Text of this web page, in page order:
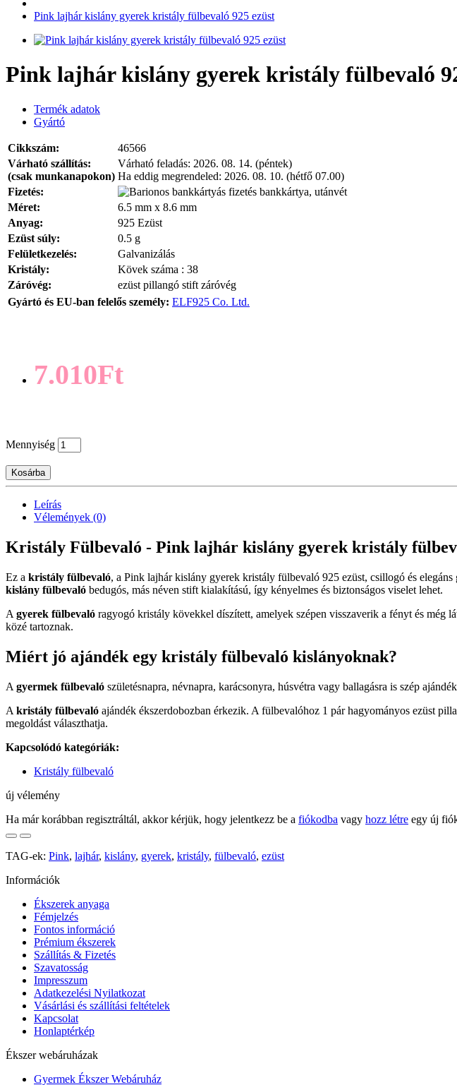
Pink lajhár kislány gyerek kristály fülbevaló 925 ezüst
Pink lajhár kislány gyerek kristály fülbevaló
Termék adatok
Gyártó
Cikkszám:
46566
Várható szállítás:
(csak munkanapokon)
Várható feladás: 2026. 08. 14. (péntek)
Ha eddig megrendeled: 2026. 08. 10. (hétfő 07.00)
Fizetés:
bankkártya, utánvét
Méret:
6.5 mm x 8.6 mm
Anyag:
925 Ezüst
Ezüst súly:
0.5 g
Felületkezelés:
Galvanizálás
Kristály:
Kövek száma : 38
Záróvég:
ezüst pillangó stift záróvég
Gyártó és EU-ban felelős személy: ELF925 Co. Ltd.
7.010Ft
Mennyiség
Kosárba
Leírás
Vélemények (0)
Kristály Fülbevaló - Pink lajhár kislány gyerek kristály
Ez a kristály fülbevaló, a Pink lajhár kislány gyerek kristály fülbevaló 925 ezüst, csillogó és
kislány fülbevaló bedugós, más néven stift kialakítású, így kényelmes és biztonságos viselet lehet.
A gyerek fülbevaló ragyogó kristály kövekkel díszített, amelyek szépen visszaverik a fényt és még
közé tartoznak.
Miért jó ajándék egy kristály fülbevaló kislányoknak?
A gyermek fülbevaló születésnapra, névnapra, karácsonyra, húsvétra vagy ballagásra is szép
A kristály fülbevaló ajándék ékszerdobozban érkezik. A fülbevalóhoz 1 pár hagyományos ezüst
megoldást választhatja.
Kapcsolódó kategóriák:
Kristály fülbevaló
új vélemény
Ha már korábban regisztráltál, akkor kérjük, hogy jelentkezz be a fiókodba vagy hozz létre egy új
TAG-ek: Pink, lajhár, kislány, gyerek, kristály, fülbevaló, ezüst
Információk
Ékszerek anyaga
Fémjelzés
Fontos információ
Prémium ékszerek
Szállítás & Fizetés
Szavatosság
Impresszum
Adatkezelési Nyilatkozat
Vásárlási és szállítási feltételek
Kapcsolat
Honlaptérkép
Ékszer webáruházak
Gyermek Ékszer Webáruház